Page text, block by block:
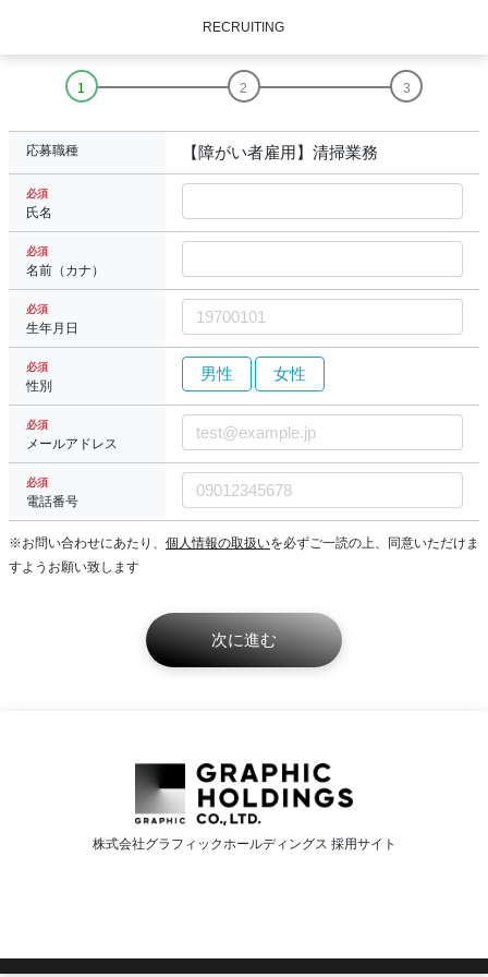
RECRUITING
応募職種 【障がい者雇用】清掃業務
必須
氏名
必須
名前（カナ）
必須
生年月日
必須
性別
男性 女性
必須
メールアドレス
必須
電話番号
※お問い合わせにあたり、 個人情報の取扱いを必ずご一読の上、同意いただけま
すようお願い致します
株式会社グラフィックホールディングス 採用サイト